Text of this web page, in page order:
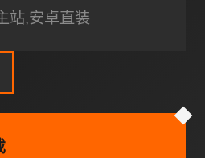
站,安卓直装